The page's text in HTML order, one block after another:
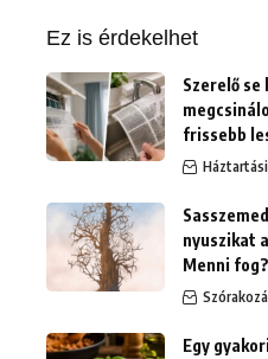
Ez is érdekelhet
Szerelő se
frissebb
nyuszikat
Menni fog?
Egy